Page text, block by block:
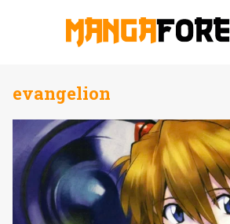
evangelion